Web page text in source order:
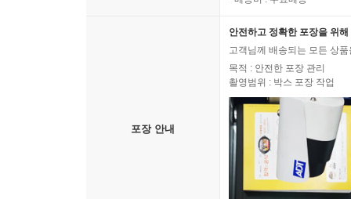
1. 막번 체제와 불교 _ 179
3. 불교 통제와 기독교 금지 _ 185
4. 가나초자와 담의 및 도가집 _ 188
포장 안내
안전하고 정확한 포장을 위
고객님께 배송되는 모든 상
목적 : 안전한 포장 관리
촬영범위 : 박스 포장 작업